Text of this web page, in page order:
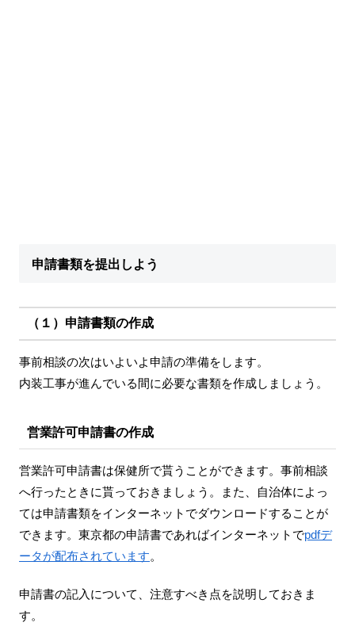
申請書類を提出しよう
（１）申請書類の作成
事前相談の次はいよいよ申請の準備をします。
内装工事が進んでいる間に必要な書類を作成しましょう。
営業許可申請書の作成
営業許可申請書は保健所で貰うことができます。事前相談
へ行ったときに貰っておきましょう。また、自治体によっ
ては申請書類をインターネットでダウンロードすることが
できます。東京都の申請書であればインターネットでpdfデ
ータが配布されています。
申請書の記入について、注意すべき点を説明しておきま
す。